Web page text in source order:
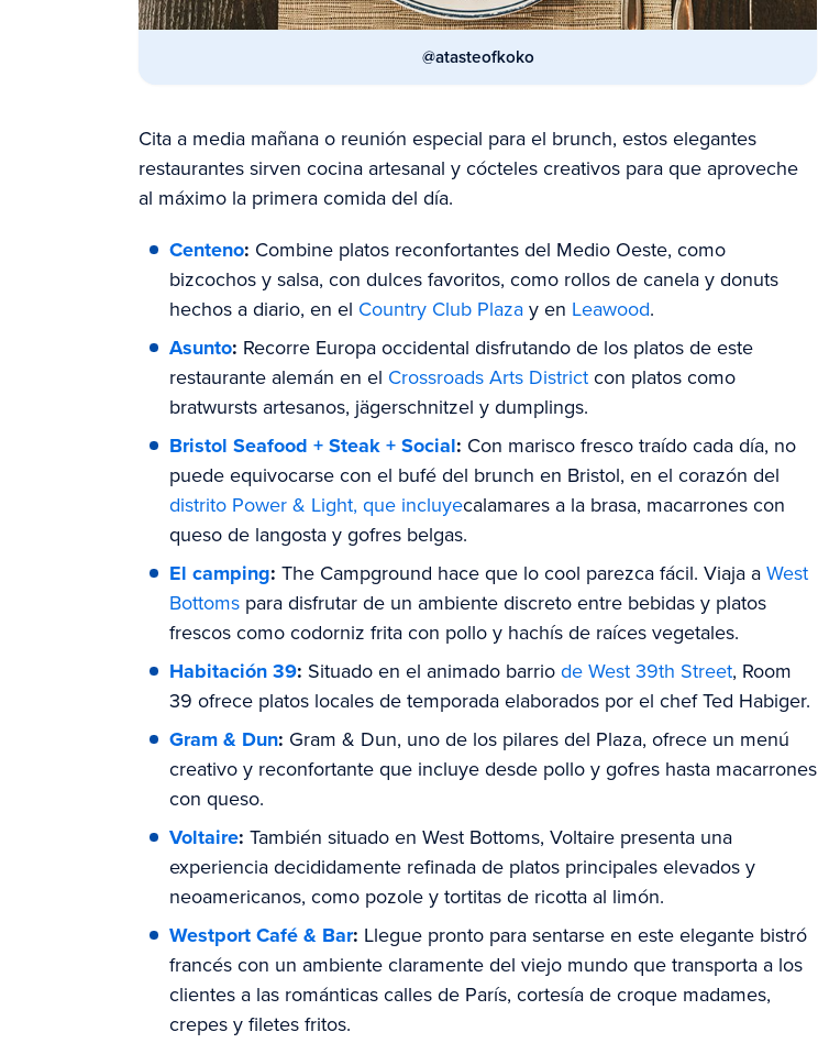
@atasteofkoko
Cita a media mañana o reunión especial para el brunch, estos elegantes
restaurantes sirven cocina artesanal y cócteles creativos para que aproveche
al máximo la primera comida del día.
Centeno: Combine platos reconfortantes del Medio Oeste, como
bizcochos y salsa, con dulces favoritos, como rollos de canela y donuts
hechos a diario, en el Country Club Plazay en Leawood.
Asunto: Recorre Europa occidental disfrutando de los platos de este
restaurante alemán en el Crossroads Arts Districtcon platos como
bratwursts artesanos, jägerschnitzel y dumplings.
Bristol Seafood + Steak + Social: Con marisco fresco traído cada día, no
puede equivocarse con el bufé del brunch en Bristol, en el corazón del
distrito Power & Light, que incluyecalamares a la brasa, macarrones con
queso de langosta y gofres belgas.
El camping: The Campground hace que lo cool parezca fácil. Viaja aWest
Bottoms para disfrutar de un ambiente discreto entre bebidas y platos
frescos como codorniz frita con pollo y hachís de raíces vegetales.
Habitación 39: Situado en el animado barriode West 39th Street, Room
39 ofrece platos locales de temporada elaborados por el chef Ted Habiger.
Gram & Dun: Gram & Dun, uno de los pilares del Plaza, ofrece un menú
creativo y reconfortante que incluye desde pollo y gofres hasta macarrones
con queso.
Voltaire: También situado en West Bottoms, Voltaire presenta una
experiencia decididamente refinada de platos principales elevados y
neoamericanos, como pozole y tortitas de ricotta al limón.
Westport Café & Bar: Llegue pronto para sentarse en este elegante bistró
francés con un ambiente claramente del viejo mundo que transporta a los
clientes a las románticas calles de París, cortesía de croque madames,
crepes y filetes fritos.